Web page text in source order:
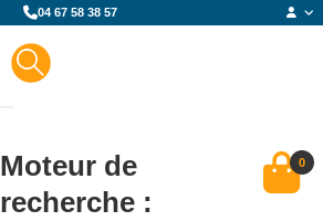
04 67 58 38 57
Moteur de
recherche :
0